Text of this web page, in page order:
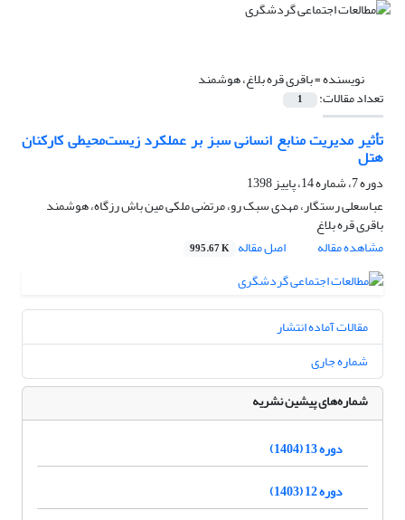
نویسنده =باقری قره بلاغ، هوشمند
تعداد مقالات: 1
تأثیر مدیریت منابع انسانی سبز بر عملکرد زیست‌محیطی کارکنان
هتل
دوره 7، شماره 14، پاییز 1398
عباسعلی رستگار، مهدی سبک رو، مرتضی ملکی مین باش رزگاه، هوشمند
باقری قره بلاغ
مشاهده مقاله
اصل مقاله 995.67 K
مقالات آماده انتشار
شماره جاری
شماره‌های پیشین نشریه
دوره 13 (1404)
دوره 12 (1403)